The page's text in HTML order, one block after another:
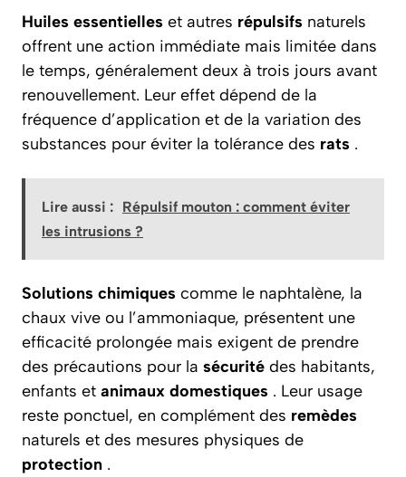
Huiles essentielles et autres répulsifs naturels
offrent une action immédiate mais limitée dans
le temps, généralement deux à trois jours avant
renouvellement. Leur effet dépend de la
fréquence d’application et de la variation des
substances pour éviter la tolérance des rats .
Lire aussi : Répulsif mouton : comment éviter
les intrusions ?
Solutions chimiques comme le naphtalène, la
chaux vive ou l’ammoniaque, présentent une
efficacité prolongée mais exigent de prendre
des précautions pour la sécurité des habitants,
enfants et animaux domestiques . Leur usage
reste ponctuel, en complément des remèdes
naturels et des mesures physiques de
protection .